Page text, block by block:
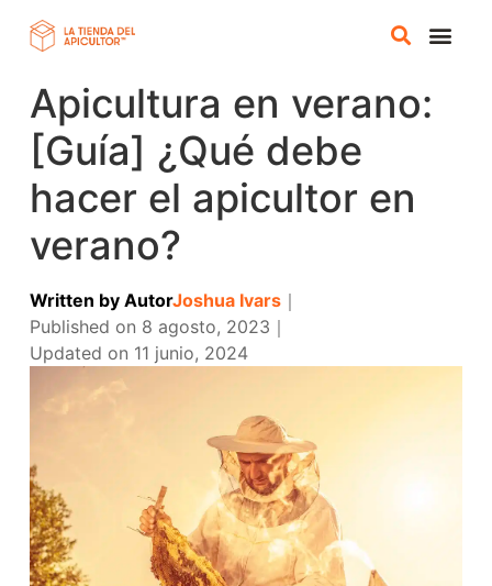
Apicultura en verano:
[Guía] ¿Qué debe
hacer el apicultor en
verano?
Written by AutorJoshua Ivars｜
Published on 8 agosto, 2023 ｜
Updated on 11 junio, 2024